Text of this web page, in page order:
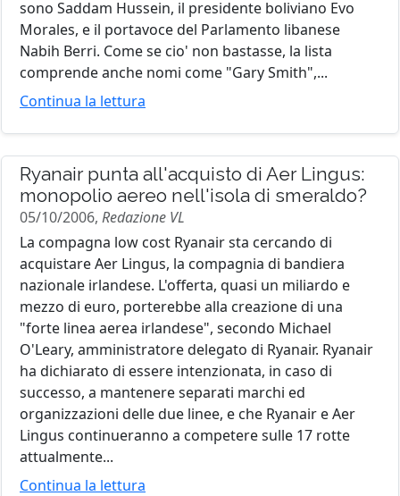
sono Saddam Hussein, il presidente boliviano Evo
Morales, e il portavoce del Parlamento libanese
Nabih Berri. Come se cio' non bastasse, la lista
comprende anche nomi come "Gary Smith",...
Continua la lettura
Ryanair punta all'acquisto di Aer Lingus:
monopolio aereo nell'isola di smeraldo?
05/10/2006, Redazione VL
La compagna low cost Ryanair sta cercando di
acquistare Aer Lingus, la compagnia di bandiera
nazionale irlandese. L'offerta, quasi un miliardo e
mezzo di euro, porterebbe alla creazione di una
"forte linea aerea irlandese", secondo Michael
O'Leary, amministratore delegato di Ryanair. Ryanair
ha dichiarato di essere intenzionata, in caso di
successo, a mantenere separati marchi ed
organizzazioni delle due linee, e che Ryanair e Aer
Lingus continueranno a competere sulle 17 rotte
attualmente...
Continua la lettura